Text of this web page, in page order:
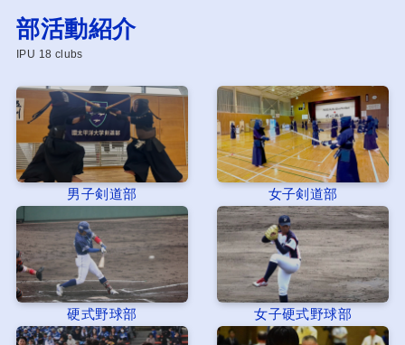
部活動紹介
IPU 18 clubs
男子剣道部 女子剣道部
硬式野球部 女子硬式野球部